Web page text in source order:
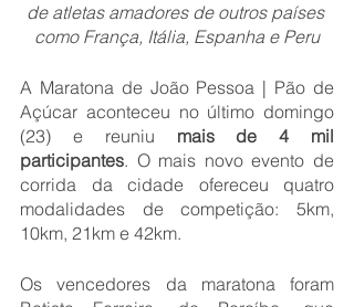
de atletas amadores de outros países
como França, Itália, Espanha e Peru
A Maratona de João Pessoa | Pão de
Açúcar aconteceu no último domingo
(23) e reuniu mais de 4 mil
participantes. O mais novo evento de
corrida da cidade ofereceu quatro
modalidades de competição: 5km,
10km, 21km e 42km.
Os vencedores da maratona foram